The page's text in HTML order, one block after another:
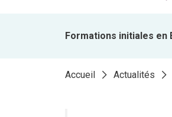
Formations initiales en
Accueil Actualités